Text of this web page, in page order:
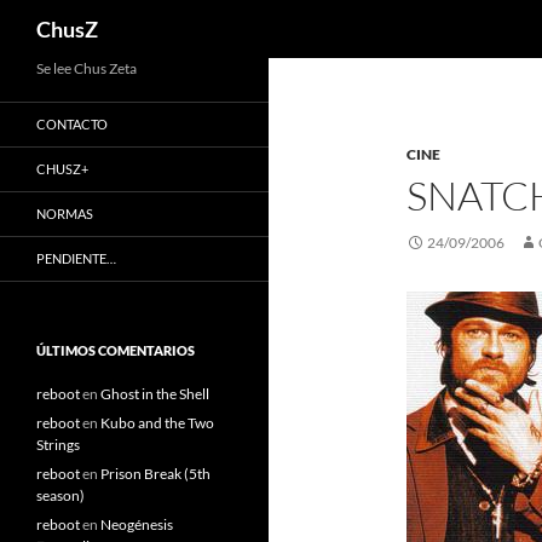
Saltar
al
contenido
ChusZ
CINE
24/09/2006
Se lee Chus Zeta
CONTACTO
CHUSZ+
NORMAS
PENDIENTE…
ÚLTIMOS COMENTARIOS
rebooten Ghost in the Shell
rebooten Kubo and the Two
Strings
rebooten Prison Break (5th
season)
rebooten Neogénesis